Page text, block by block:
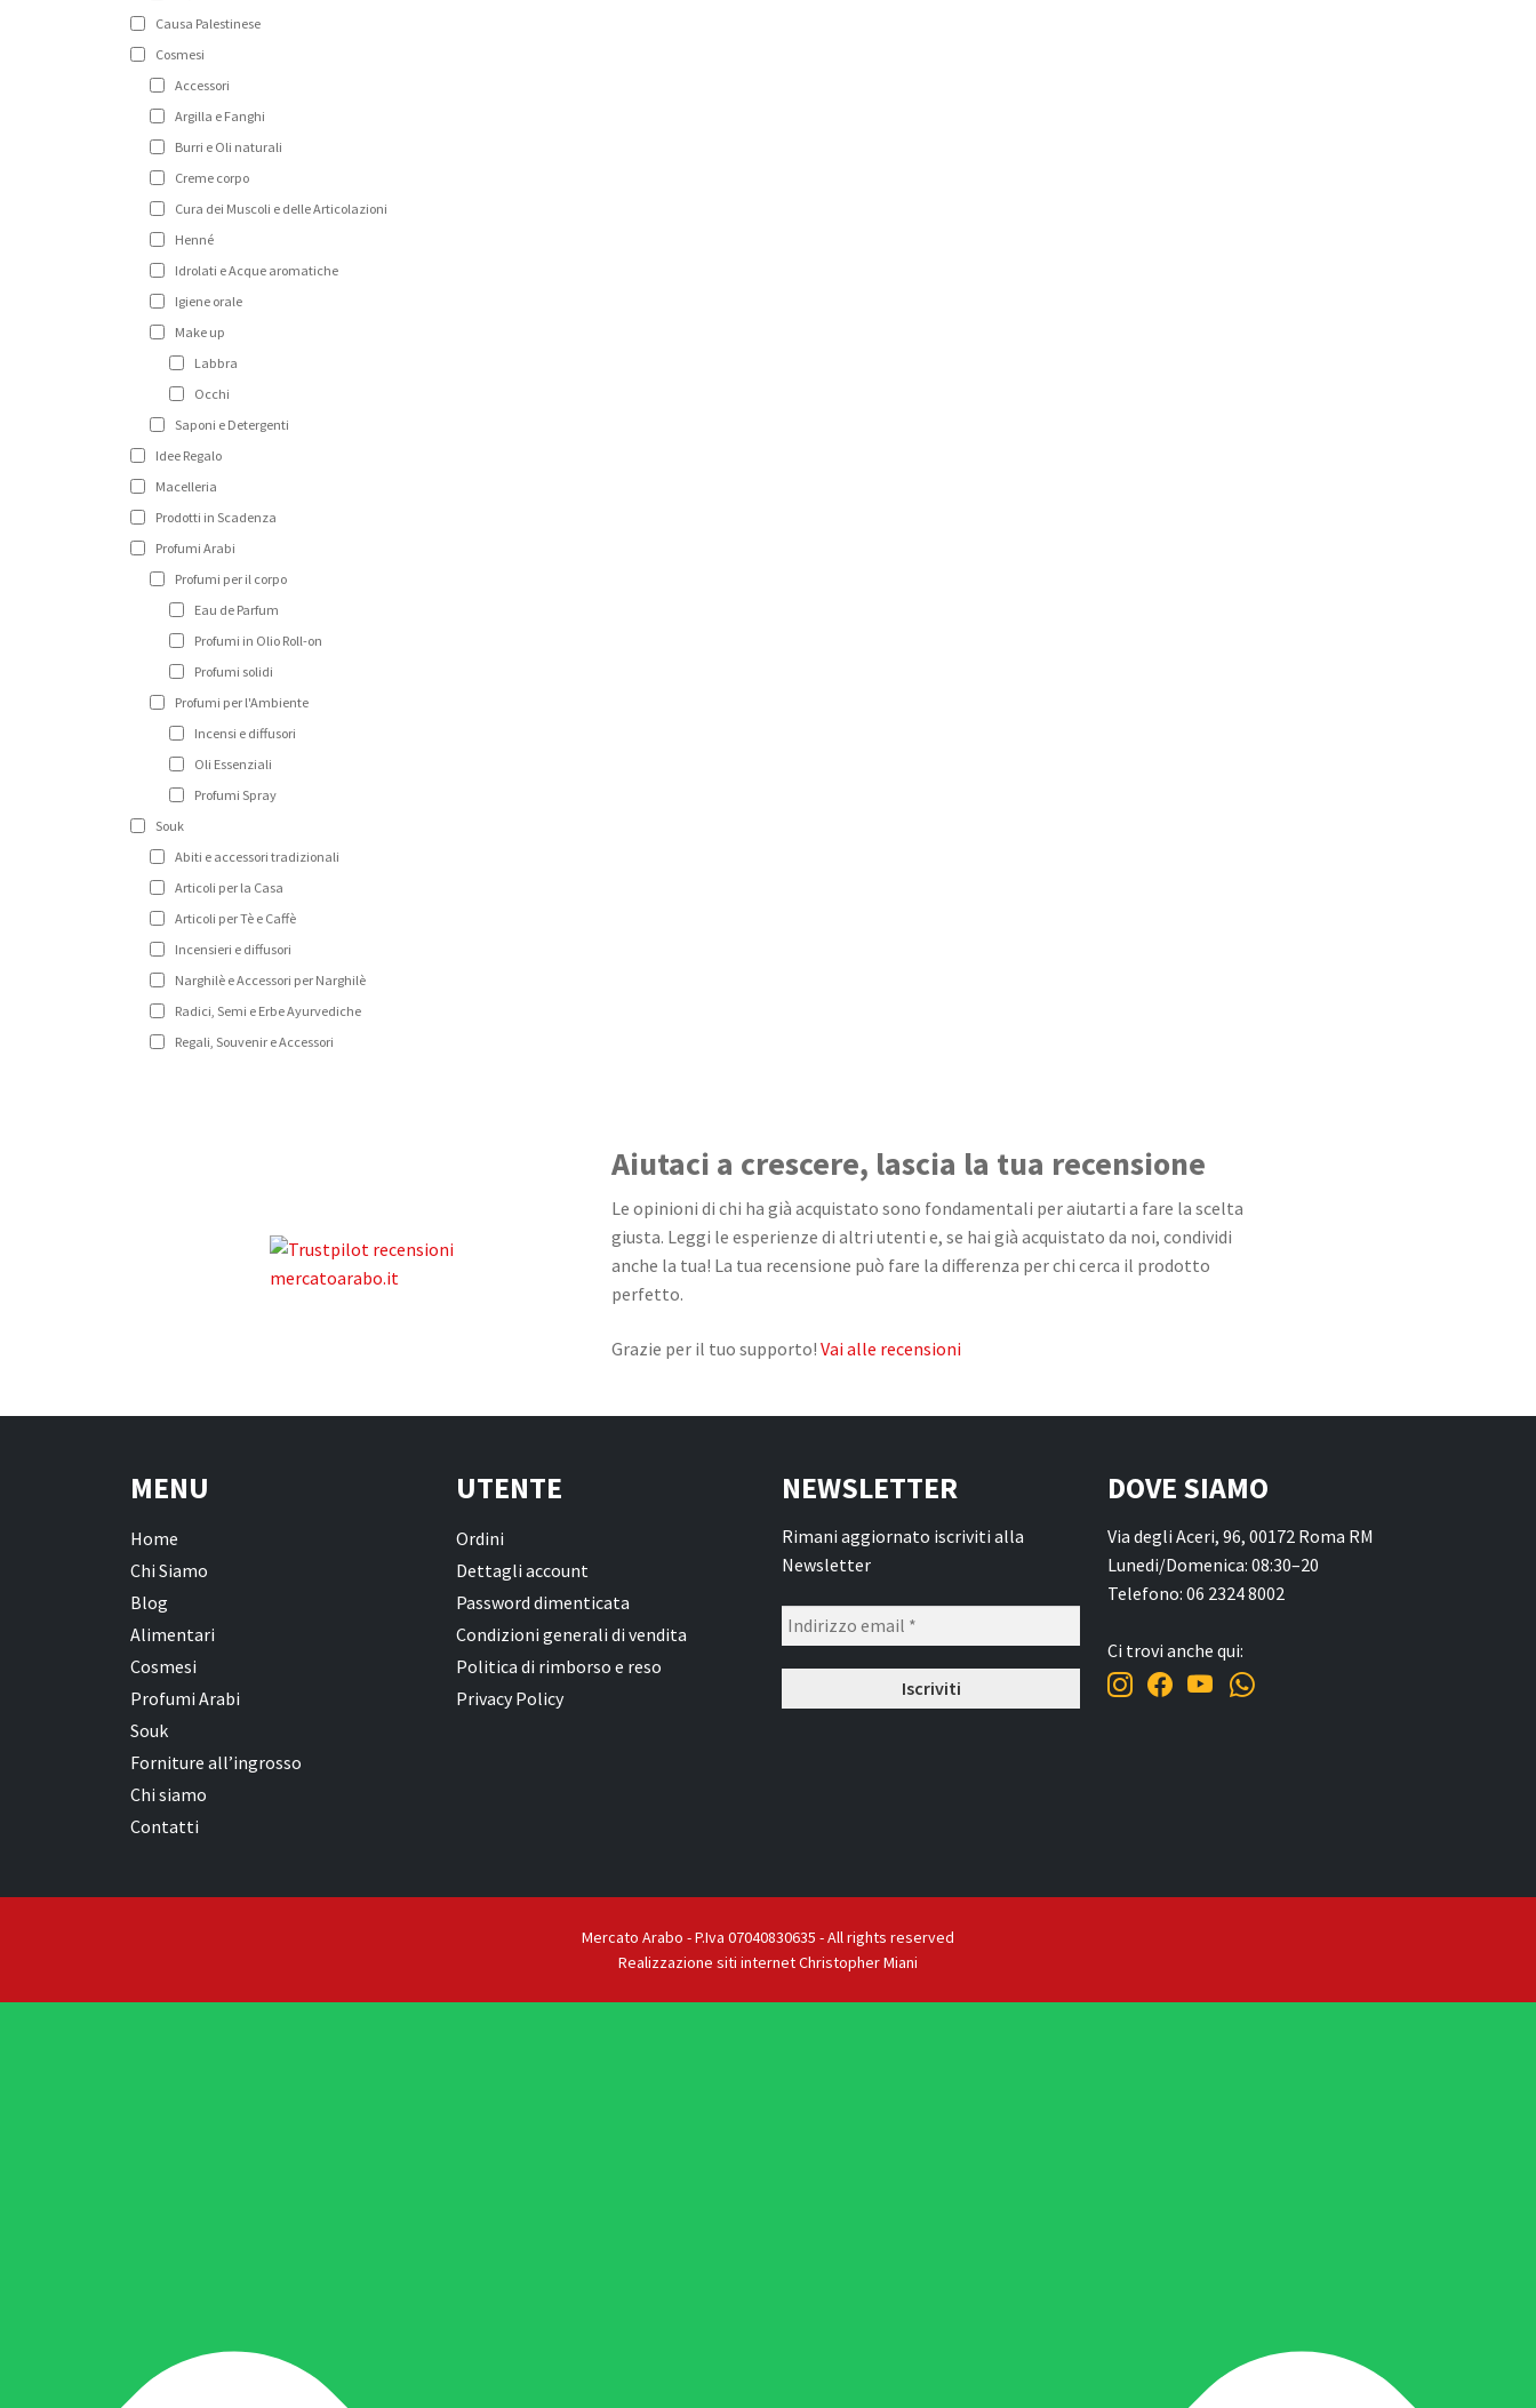
Causa Palestinese
Cosmesi
Accessori
Argilla e Fanghi
Burri e Oli naturali
Creme corpo
Cura dei Muscoli e delle Articolazioni
Henné
Idrolati e Acque aromatiche
Igiene orale
Make up
Labbra
Occhi
Saponi e Detergenti
Idee Regalo
Macelleria
Prodotti in Scadenza
Profumi Arabi
Profumi per il corpo
Eau de Parfum
Profumi in Olio Roll-on
Profumi solidi
Profumi per l'Ambiente
Incensi e diffusori
Oli Essenziali
Profumi Spray
Souk
Abiti e accessori tradizionali
Articoli per la Casa
Articoli per Tè e Caffè
Incensieri e diffusori
Narghilè e Accessori per Narghilè
Radici, Semi e Erbe Ayurvediche
Regali, Souvenir e Accessori
Aiutaci a crescere, lascia la tua recensione
Le opinioni di chi ha già acquistato sono fondamentali per aiutarti a fare la scelta
giusta. Leggi le esperienze di altri utenti e, se hai già acquistato da noi, condividi
anche la tua! La tua recensione può fare la differenza per chi cerca il prodotto
perfetto.
Grazie per il tuo supporto! Vai alle recensioni
MENU
Home
Chi Siamo
Blog
Alimentari
Cosmesi
Profumi Arabi
Souk
Forniture all’ingrosso
Chi siamo
Contatti
UTENTE
Ordini
Dettagli account
Password dimenticata
Condizioni generali di vendita
Politica di rimborso e reso
Privacy Policy
NEWSLETTER
Rimani aggiornato iscriviti alla
Newsletter
DOVE SIAMO
Via degli Aceri, 96, 00172 Roma RM
Lunedi/Domenica: 08:30–20
Telefono: 06 2324 8002
Ci trovi anche qui:
Mercato Arabo - P.Iva 07040830635 - All rights reserved
Realizzazione siti internet Christopher Miani